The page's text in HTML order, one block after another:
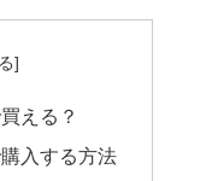
える？
入する方法